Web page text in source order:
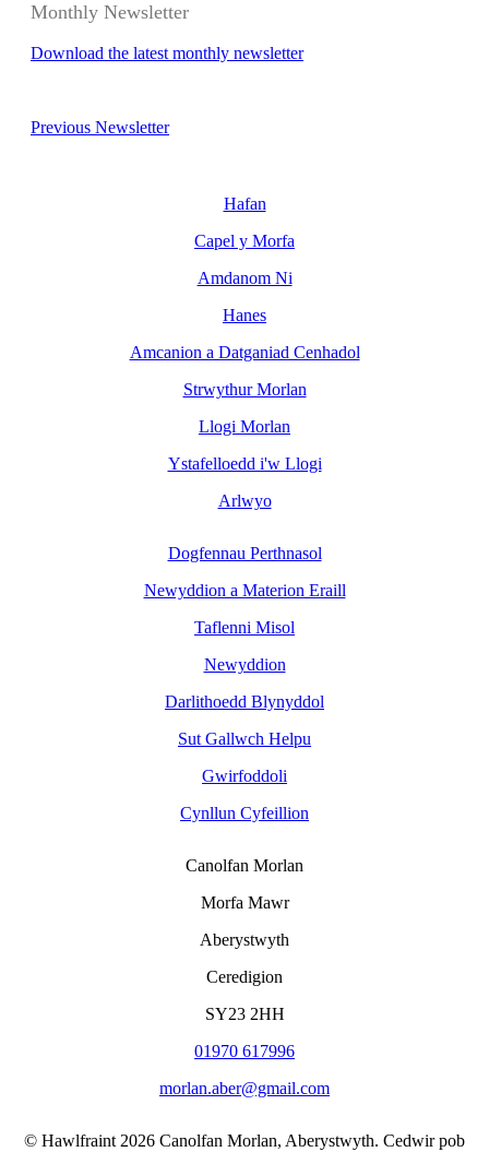
Monthly Newsletter
Download the latest monthly newsletter
Previous Newsletter
Hafan
Capel y Morfa
Amdanom Ni
Hanes
Amcanion a Datganiad Cenhadol
Strwythur Morlan
Llogi Morlan
Ystafelloedd i'w Llogi
Arlwyo
Dogfennau Perthnasol
Newyddion a Materion Eraill
Taflenni Misol
Newyddion
Darlithoedd Blynyddol
Sut Gallwch Helpu
Gwirfoddoli
Cynllun Cyfeillion
Canolfan Morlan
Morfa Mawr
Aberystwyth
Ceredigion
SY23 2HH
01970 617996
morlan.aber@gmail.com
© Hawlfraint 2026 Canolfan Morlan, Aberystwyth. Cedwir pob